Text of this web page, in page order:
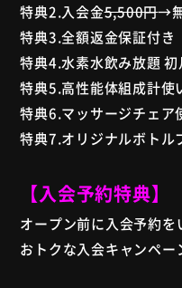
特典2.入会金5,500円→
特典3.全額返金保証付き
特典4.水素水飲み放題
特典5.高性能体組成計使
特典6.マッサージチェア
特典7.オリジナルボトル
【入会予約特典】
オープン前に入会予約を
おトクな入会キャンペー